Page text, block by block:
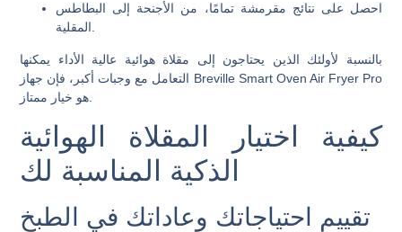
احصل على نتائج مقرمشة تمامًا، من الأجنحة إلى البطاطس
بالنسبة لأولئك الذين يحتاجون إلى مقلاة هوائية عالية الأداء يمكنها
التعامل مع وجبات أكبر، فإن جهاز Breville Smart Oven Air Fryer Pro
كيفية اختيار المقلاة الهوائية
الذكية المناسبة لك
تقييم احتياجاتك وعاداتك في الطبخ